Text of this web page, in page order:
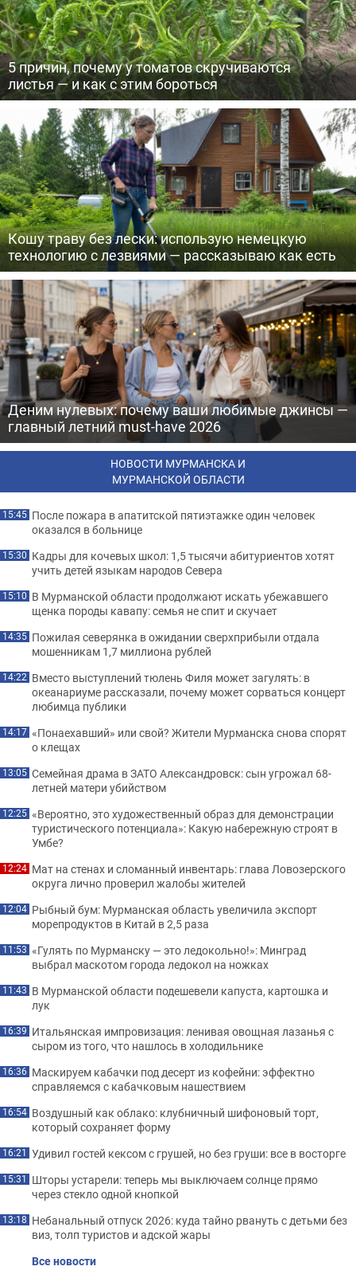
5 причин, почему у томатов скручиваются
листья — и как с этим бороться
Кошу траву без лески: использую немецкую
технологию с лезвиями — рассказываю как есть
Деним нулевых: почему ваши любимые джинсы —
главный летний must-have 2026
НОВОСТИ МУРМАНСКА И
МУРМАНСКОЙ ОБЛАСТИ
15:45 После пожара в апатитской пятиэтажке один человек
оказался в больнице
15:30 Кадры для кочевых школ: 1,5 тысячи абитуриентов хотят
учить детей языкам народов Севера
15:10 В Мурманской области продолжают искать убежавшего
щенка породы кавапу: семья не спит и скучает
14:35 Пожилая северянка в ожидании сверхприбыли отдала
мошенникам 1,7 миллиона рублей
14:22 Вместо выступлений тюлень Филя может загулять: в
океанариуме рассказали, почему может сорваться концерт
любимца публики
14:17 «Понаехавший» или свой? Жители Мурманска снова спорят
о клещах
13:05 Семейная драма в ЗАТО Александровск: сын угрожал 68-
летней матери убийством
12:25 «Вероятно, это художественный образ для демонстрации
туристического потенциала»: Какую набережную строят в
Умбе?
12:24 Мат на стенах и сломанный инвентарь: глава Ловозерского
округа лично проверил жалобы жителей
12:04 Рыбный бум: Мурманская область увеличила экспорт
морепродуктов в Китай в 2,5 раза
11:53 «Гулять по Мурманску — это ледокольно!»: Минград
выбрал маскотом города ледокол на ножках
11:43 В Мурманской области подешевели капуста, картошка и
лук
16:39 Итальянская импровизация: ленивая овощная лазанья с
сыром из того, что нашлось в холодильнике
16:36 Маскируем кабачки под десерт из кофейни: эффектно
справляемся с кабачковым нашествием
16:54 Воздушный как облако: клубничный шифоновый торт,
который сохраняет форму
16:21 Удивил гостей кексом с грушей, но без груши: все в восторге
15:31 Шторы устарели: теперь мы выключаем солнце прямо
через стекло одной кнопкой
13:18 Небанальный отпуск 2026: куда тайно рвануть с детьми без
виз, толп туристов и адской жары
Все новости